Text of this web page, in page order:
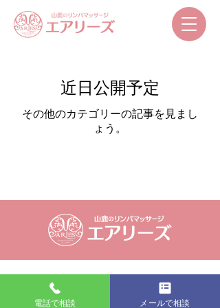
近日公開予定
その他のカテゴリーの記事を見まし
ょう。
電話で相談 メールで相談